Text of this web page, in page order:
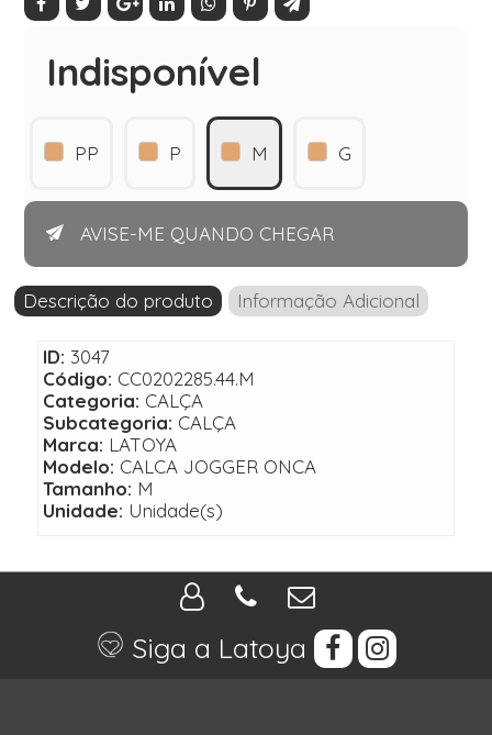
Indisponível
PP P M G
AVISE-ME QUANDO CHEGAR
Descrição do produto Informação Adicional
ID: 3047
Código: CC0202285.44.M
Categoria: CALÇA
Subcategoria: CALÇA
Marca: LATOYA
Modelo: CALCA JOGGER ONCA
Tamanho: M
Unidade: Unidade(s)
Siga a Latoya